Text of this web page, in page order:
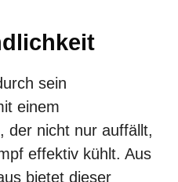
sein
einem
der nicht nur auffällt,
effektiv kühlt. Aus
bietet dieser